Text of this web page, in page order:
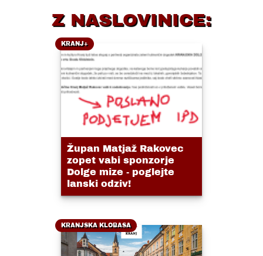
Z NASLOVINICE:
KRANJ+
Župan Matjaž Rakovec
zopet vabi sponzorje
Dolge mize - poglejte
lanski odziv!
KRANJSKA KLOBASA